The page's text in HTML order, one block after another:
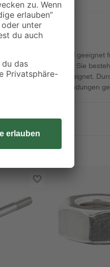
Hausmarke toom sind geeignet
Gewinde. Sie
optimal geeignet.
der Schraubverbindungen